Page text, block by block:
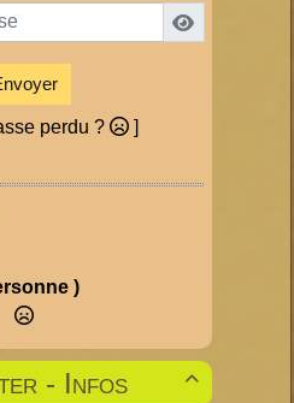
perdu ? ]
)

- Infos